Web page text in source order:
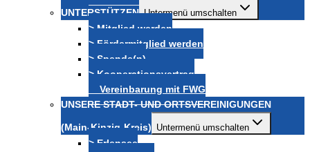
UNTERSTÜTZEN Untermenü umschalten
> Mitglied werden
> Fördermitglied werden
> Spende(n)
> Kooperationsvertrag
Vereinbarung mit FWG
UNSERE STADT- UND ORTSVEREINIGUNGEN
(Main-Kinzig-Kreis) Untermenü umschalten
> Erlensee